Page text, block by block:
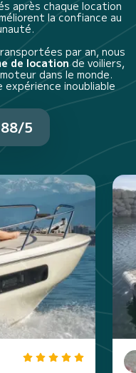
après chaque location
la confiance au
par an, nous
de locationde voiliers,
dans le monde.
expérience inoubliable
5